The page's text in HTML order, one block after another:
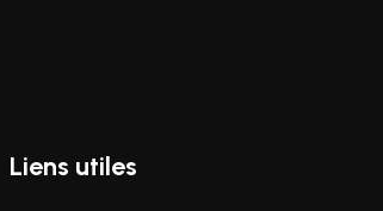
Liens utiles